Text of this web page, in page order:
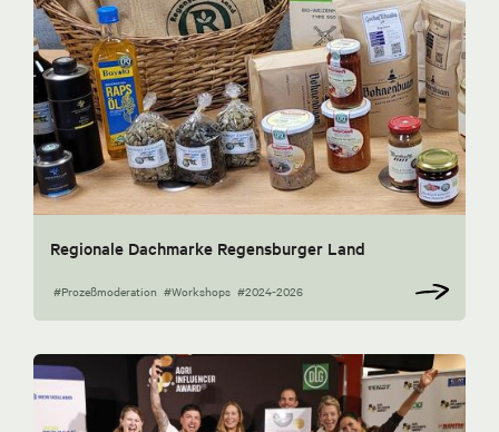
Regionale Dachmarke Regensburger Land
#Prozeßmoderation #Workshops #2024-2026